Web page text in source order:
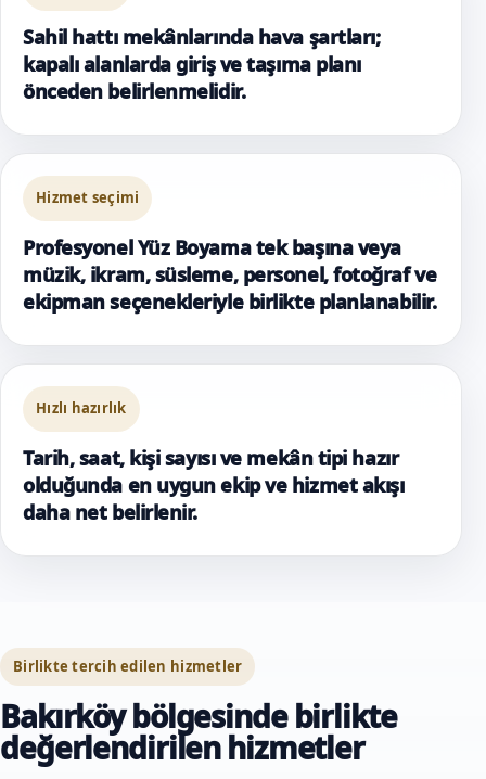
Sahil hattı mekânlarında hava şartları;
kapalı alanlarda giriş ve taşıma planı
önceden belirlenmelidir.
Hizmet seçimi
Profesyonel Yüz Boyama tek başına veya
müzik, ikram, süsleme, personel, fotoğraf ve
ekipman seçenekleriyle birlikte planlanabilir.
Hızlı hazırlık
Tarih, saat, kişi sayısı ve mekân tipi hazır
olduğunda en uygun ekip ve hizmet akışı
daha net belirlenir.
Birlikte tercih edilen hizmetler
Bakırköy bölgesinde birlikte
değerlendirilen hizmetler